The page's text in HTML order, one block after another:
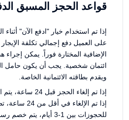
قواعد الحجز المسبق
إذا تم استخدام خيار "ادفع الآن"
على العميل دفع إجمالي تكلفة
الإضافية المختارة فوراً. يمكن إجراء
ائتمان شخصية. يجب أن يكون حامل
ويقدم بطاقته الائتمانية الخاصة.
إذا تم إلغاء الحجز
إذا تم
للحجوزات بين 1-3 أيام،